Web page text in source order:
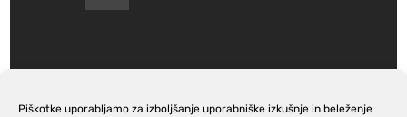
Piškotke uporabljamo za izboljšanje uporabniške izkušnje in beleženje